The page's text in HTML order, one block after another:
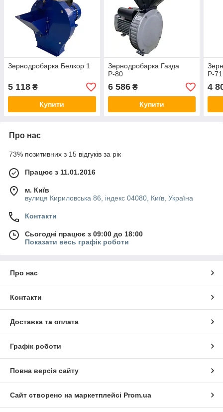
Зернодробарка Белкор 1
5 118 ₴
Купити
Зернодробарка Газда
Р-80
6 586₴
Купити
Р-71
4
Про нас
73% позитивних з 15 відгуків за рік
Працює з 11.01.2016
м. Київ
вулиця Кириловська 86, індекс 04080, Київ, Україна
Контакти
Сьогодні працює з 09:00 до 18:00
Показати весь графік роботи
Про нас
Контакти
Доставка та оплата
Графік роботи
Повна версія сайту
Сайт створено на маркетплейсі Prom.ua